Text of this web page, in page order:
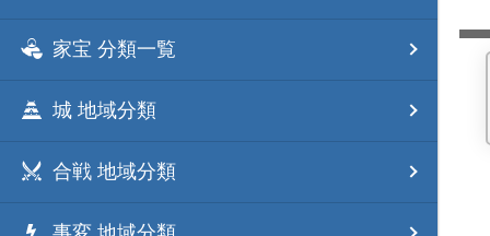
家宝 分類一覧
城 地域分類
合戦 地域分類